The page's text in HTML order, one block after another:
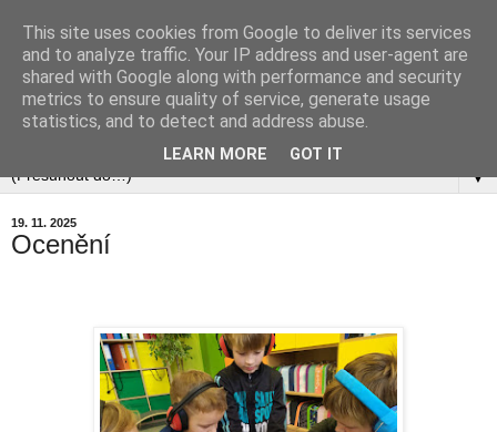
▼
19. 11. 2025
Ocenění
This site uses cookies from Google to deliver its services
and to analyze traffic. Your IP address and user-agent are
shared with Google along with performance and security
metrics to ensure quality of service, generate usage
statistics, and to detect and address abuse.
LEARN MORE GOT IT